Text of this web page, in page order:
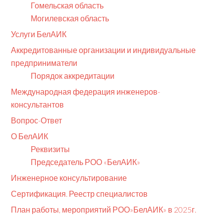
Гомельская область
Могилевская область
Услуги БелАИК
Аккредитованные организации и индивидуальные
предприниматели
Порядок аккредитации
Международная федерация инженеров-
консультантов
Вопрос-Ответ
О БелАИК
Реквизиты
Председатель РОО «БелАИК»
Инженерное консультирование
Сертификация. Реестр специалистов
План работы, мероприятий РОО»БелАИК» в 2025г.